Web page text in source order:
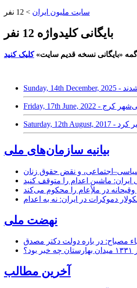
سایت ملیون ایران > 12 نفر
بایگانی کلیدواژه 12 نفر
«بایگانی نسخه قدیم سایت»کلیک کنید
بیانیه سازمان‌های ملی
سیاسی–اجتماعی، و نقض حقوق زنان
در ملأِعام را محکوم می‌کند
دموکرات در ایران: نه به اعدام
نهضت ملی
مصباح: در باره دولت دکتر مصدق
آخرین مطالب